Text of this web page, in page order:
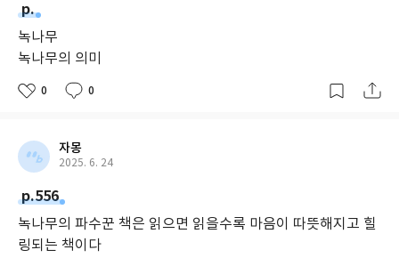
p.
녹나무
녹나무의 의미
0 0
자몽
2025. 6. 24
p.556
녹나무의 파수꾼 책은 읽으면 읽을수록 마음이 따뜻해지고 힐
링되는 책이다